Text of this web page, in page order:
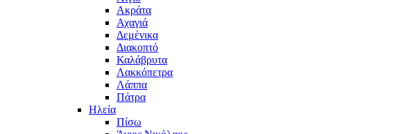
Ακράτα
Αχαγιά
Δεμένικα
Διακοπτό
Καλάβρυτα
Λακκόπετρα
Λάππα
Πάτρα
Ηλεία
Πίσω